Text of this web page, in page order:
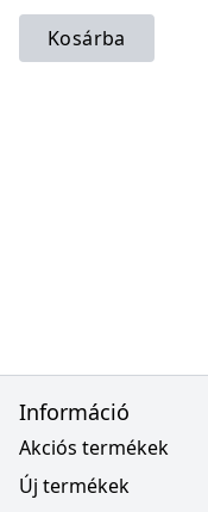
Kosárba
Információ
Akciós termékek
Új termékek